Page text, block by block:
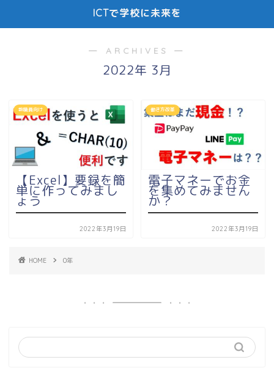
ICTで学校に未来を
― ARCHIVES ―
2022年 3月
教職員向け
【Excel】要録を簡
単に作ってみまし
ょう
2022年3月19日
働き方改革
電子マネーでお金
を集めてみません
か？
2022年3月19日
HOME 0年